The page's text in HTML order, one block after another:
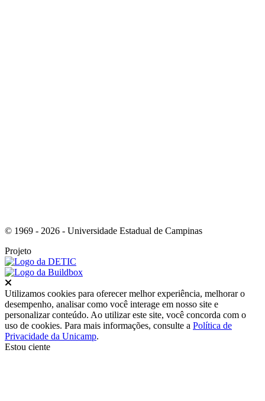
© 1969 - 2026 - Universidade Estadual de Campinas
Projeto
Utilizamos cookies para oferecer melhor experiência, melhorar o
desempenho, analisar como você interage em nosso site e
personalizar conteúdo. Ao utilizar este site, você concorda com o
uso de cookies. Para mais informações, consulte a Política de
Privacidade da Unicamp.
Estou ciente